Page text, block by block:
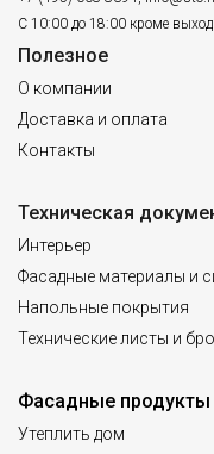
С 10:00 до 18:00 кроме
Полезное
О компании
Доставка и оплата
Контакты
Техническая
Интерьер
Фасадные материалы и
Напольные покрытия
Технические листы и
Фасадные продукты
Утеплить дом